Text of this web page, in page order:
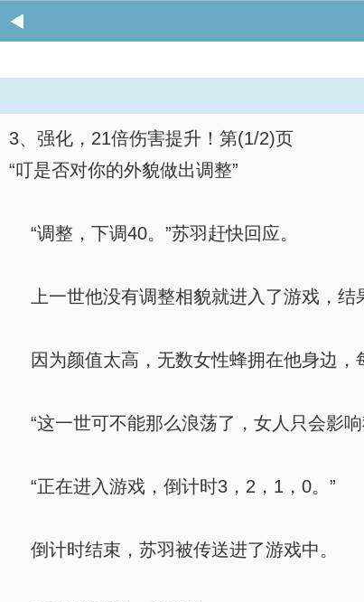
3、强化，21倍伤害提升！第(1/2)页
“叮是否对你的外貌做出调整”
“调整，下调40。”苏羽赶快回应。
上一世他没有调整相貌就进入了游戏，结
因为颜值太高，无数女性蜂拥在他身边，
“这一世可不能那么浪荡了，女人只会影响
“正在进入游戏，倒计时3，2，1，0。”
倒计时结束，苏羽被传送进了游戏中。